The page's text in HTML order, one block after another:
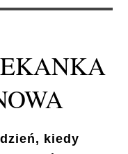
kiedy